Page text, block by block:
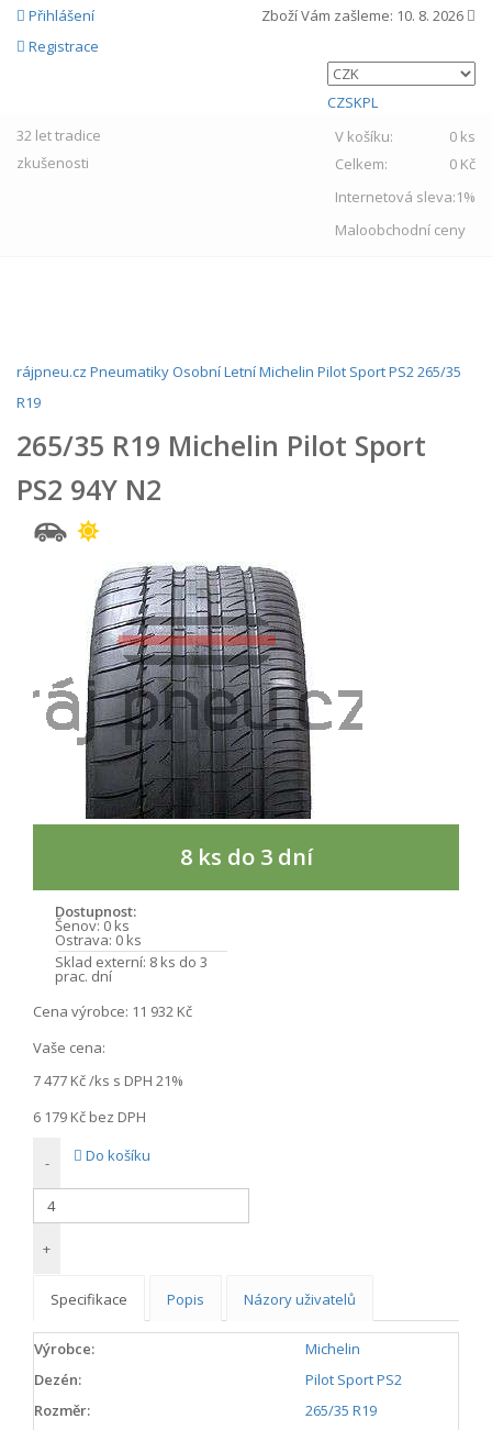
Přihlášení
Registrace
Zboží Vám zašleme: 10. 8. 2026
CZSKPL
32 lettradice
zkušenosti
V košíku:
0 ks
Celkem:
0 Kč
Internetová sleva:1%
Maloobchodní ceny
rájpneu.cz PneumatikyOsobníLetníMichelin Pilot Sport PS2265/35
R19
265/35 R19 Michelin Pilot Sport
PS2 94Y N2
8 ks do 3 dní
Dostupnost:
Šenov: 0 ks
Ostrava: 0 ks
Sklad externí: 8 ks do 3
prac. dní
Cena výrobce: 11 932 Kč
Vaše cena:
7 477 Kč/ks s DPH 21%
6 179 Kč bez DPH
-
+
Do košíku
Specifikace Popis Názory uživatelů
Výrobce:
Michelin
Dezén:
Pilot Sport PS2
Rozměr:
265/35 R19